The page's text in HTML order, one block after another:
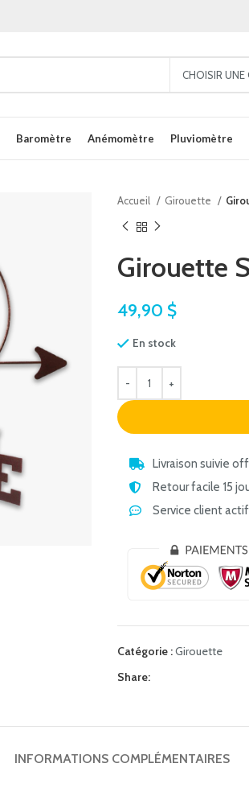
Baromètre Anémomètre Pluviomètre
Accueil Girouette
Girouette
49,90 $
En stock
Livraison suivie
Retour facile 15
Service client
Catégorie :Girouette
Share:
INFORMATIONS COMPLÉMENTAIRES